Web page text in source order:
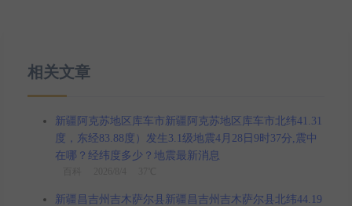
相关文章
新疆阿克苏地区库车市新疆阿克苏地区库车市北纬41.31
度，东经83.88度）发生3.1级地震4月28日9时37分,震中
在哪？经纬度多少？地震最新消息
新疆昌吉州吉木萨尔县新疆昌吉州吉木萨尔县北纬44.19